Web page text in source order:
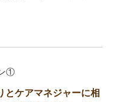
①
とケアマネジャーに相